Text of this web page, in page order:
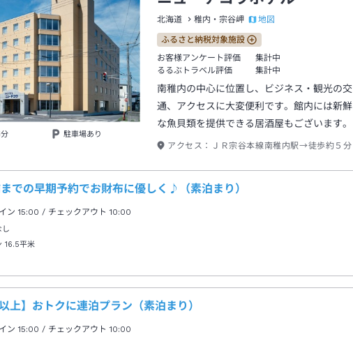
駐車場あり
北海道 稚内・宗谷岬 地図
ふるさと納税対象施設
お客様アンケート評価
集計中
るるぶトラベル評価
集計中
南稚内の中心に位置し、ビジネス・観光の交
通、アクセスに大変便利です。館内には新鮮
な魚貝類を提供できる居酒屋もございます。
アクセス： ＪＲ宗谷本線南稚内駅→徒歩約５分
での早期予約でお財布に優しく♪（素泊まり）
ン15:00 / チェックアウト 10:00
し
16.5平米
以上】おトクに連泊プラン（素泊まり）
ン15:00 / チェックアウト 10:00